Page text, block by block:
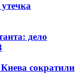
дело
сократили